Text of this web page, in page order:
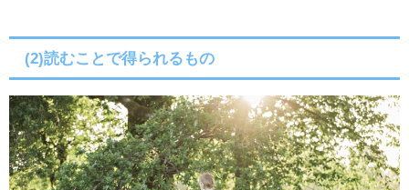
(2)読むことで得られるもの